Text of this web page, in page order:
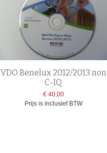
VDO Benelux 2012/2013 non
C-IQ
€ 40,00
Prijs is inclusief BTW